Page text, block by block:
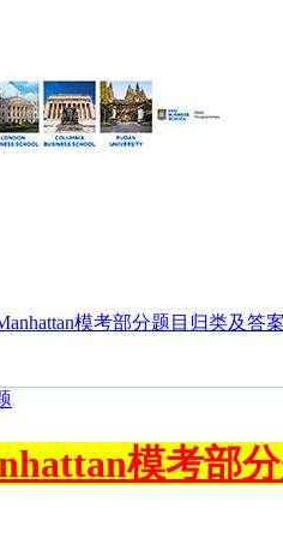
模考部分题目归类及答
模考部